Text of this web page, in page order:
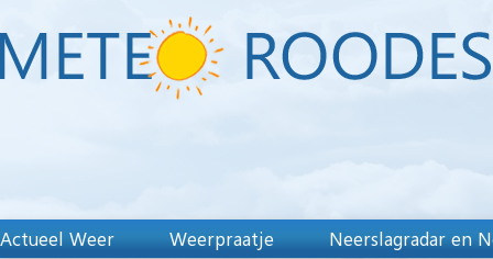
Actueel Weer Weerpraatje Neerslagradar en